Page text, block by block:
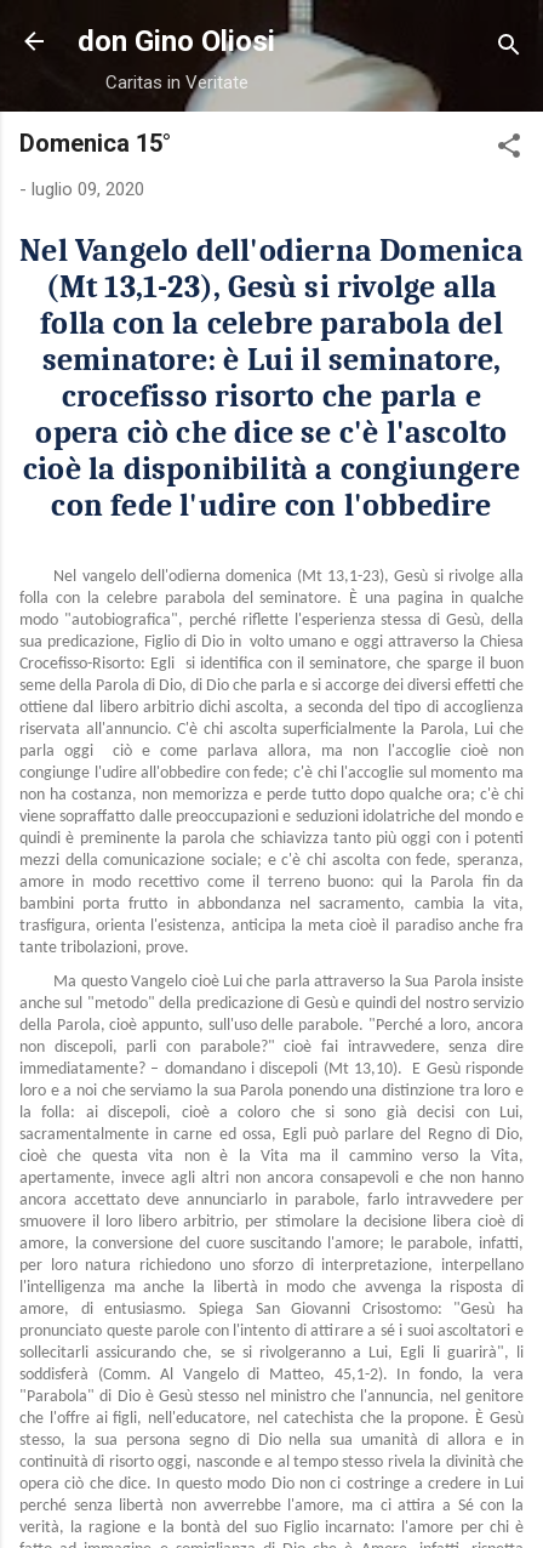
Passa ai contenuti principali
don Gino Oliosi
Caritas in Veritate
Domenica 15°
- luglio 09, 2020
Nel Vangelo dell'odierna Domenica
(Mt 13,1-23), Gesù si rivolge alla
folla con la celebre parabola del
seminatore: è Lui il seminatore,
crocefisso risorto che parla e
opera ciò che dice se c'è l'ascolto
cioè la disponibilità a congiungere
con fede l'udire con l'obbedire
Nel vangelo dell'odierna domenica (Mt 13,1-23), Gesù si rivolge alla
folla con la celebre parabola del seminatore. È una pagina in qualche
modo "autobiografica", perché riflette l'esperienza stessa di Gesù, della
sua predicazione, Figlio di Dio in volto umano e oggi attraverso la Chiesa
Crocefisso-Risorto: Egli si identifica con il seminatore, che sparge il buon
seme della Parola di Dio, di Dio che parla e si accorge dei diversi effetti che
ottiene dal libero arbitrio dichi ascolta, a seconda del tipo di accoglienza
riservata all'annuncio. C'è chi ascolta superficialmente la Parola, Lui che
parla oggi ciò e come parlava allora, ma non l'accoglie cioè non
congiunge l'udire all'obbedire con fede; c'è chi l'accoglie sul momento ma
non ha costanza, non memorizza e perde tutto dopo qualche ora; c'è chi
viene sopraffatto dalle preoccupazioni e seduzioni idolatriche del mondo e
quindi è preminente la parola che schiavizza tanto più oggi con i potenti
mezzi della comunicazione sociale; e c'è chi ascolta con fede, speranza,
amore in modo recettivo come il terreno buono: qui la Parola fin da
bambini porta frutto in abbondanza nel sacramento, cambia la vita,
trasfigura, orienta l'esistenza, anticipa la meta cioè il paradiso anche fra
tante tribolazioni, prove.
Ma questo Vangelo cioè Lui che parla attraverso la Sua Parola insiste
anche sul "metodo" della predicazione di Gesù e quindi del nostro servizio
della Parola, cioè appunto, sull'uso delle parabole. "Perché a loro, ancora
non discepoli, parli con parabole?" cioè fai intravvedere, senza dire
immediatamente? – domandano i discepoli (Mt 13,10). E Gesù risponde
loro e a noi che serviamo la sua Parola ponendo una distinzione tra loro e
la folla: ai discepoli, cioè a coloro che si sono già decisi con Lui,
sacramentalmente in carne ed ossa, Egli può parlare del Regno di Dio,
cioè che questa vita non è la Vita ma il cammino verso la Vita,
apertamente, invece agli altri non ancora consapevoli e che non hanno
ancora accettato deve annunciarlo in parabole, farlo intravvedere per
smuovere il loro libero arbitrio, per stimolare la decisione libera cioè di
amore, la conversione del cuore suscitando l'amore; le parabole, infatti,
per loro natura richiedono uno sforzo di interpretazione, interpellano
l'intelligenza ma anche la libertà in modo che avvenga la risposta di
amore, di entusiasmo. Spiega San Giovanni Crisostomo: "Gesù ha
pronunciato queste parole con l'intento di attirare a sé i suoi ascoltatori e
sollecitarli assicurando che, se si rivolgeranno a Lui, Egli li guarirà", li
soddisferà (Comm. Al Vangelo di Matteo, 45,1-2). In fondo, la vera
"Parabola" di Dio è Gesù stesso nel ministro che l'annuncia, nel genitore
che l'offre ai figli, nell'educatore, nel catechista che la propone. È Gesù
stesso, la sua persona segno di Dio nella sua umanità di allora e in
continuità di risorto oggi, nasconde e al tempo stesso rivela la divinità che
opera ciò che dice. In questo modo Dio non ci costringe a credere in Lui
perché senza libertà non avverrebbe l'amore, ma ci attira a Sé con la
verità, la ragione e la bontà del suo Figlio incarnato: l'amore per chi è